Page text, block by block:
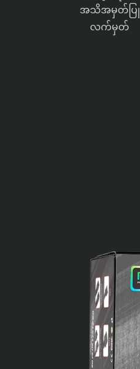
အသိအမှတ်ပြု
လက်မှတ်